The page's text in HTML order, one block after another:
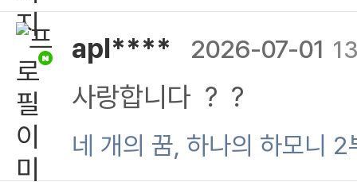
이 가족을 보면서 저절로
한 가정을 성공적으로 잘
거듭 성장 발달하길 빌어
수 근서
apl**** 2026-07-01
사랑합니다 ？？
네 개의 꿈, 하나의 하모니 2